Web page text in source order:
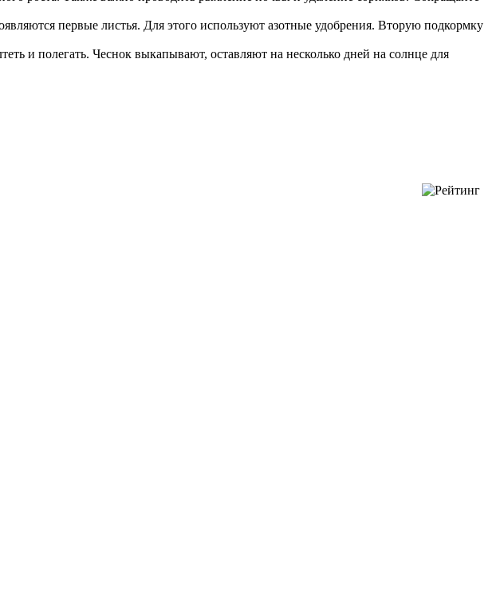
первые листья. Для этого используют азотные удобрения. Вторую подкормку
и полегать. Чеснок выкапывают, оставляют на несколько дней на солнце для